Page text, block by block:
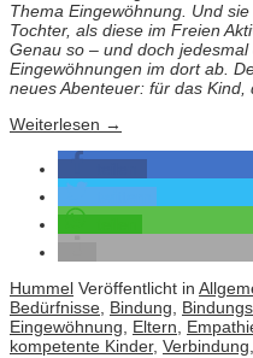
Thema Eingewöhnung. Und
Tochter, als diese im Freien
Genau so – und doch
Eingewöhnungen im dort ab.
neues Abenteuer: für das Kind,
Weiterlesen →
Hummel Veröffentlicht in
Bedürfnisse, Bindung,
Eingewöhnung, Eltern,
kompetente Kinder, Verbindung,